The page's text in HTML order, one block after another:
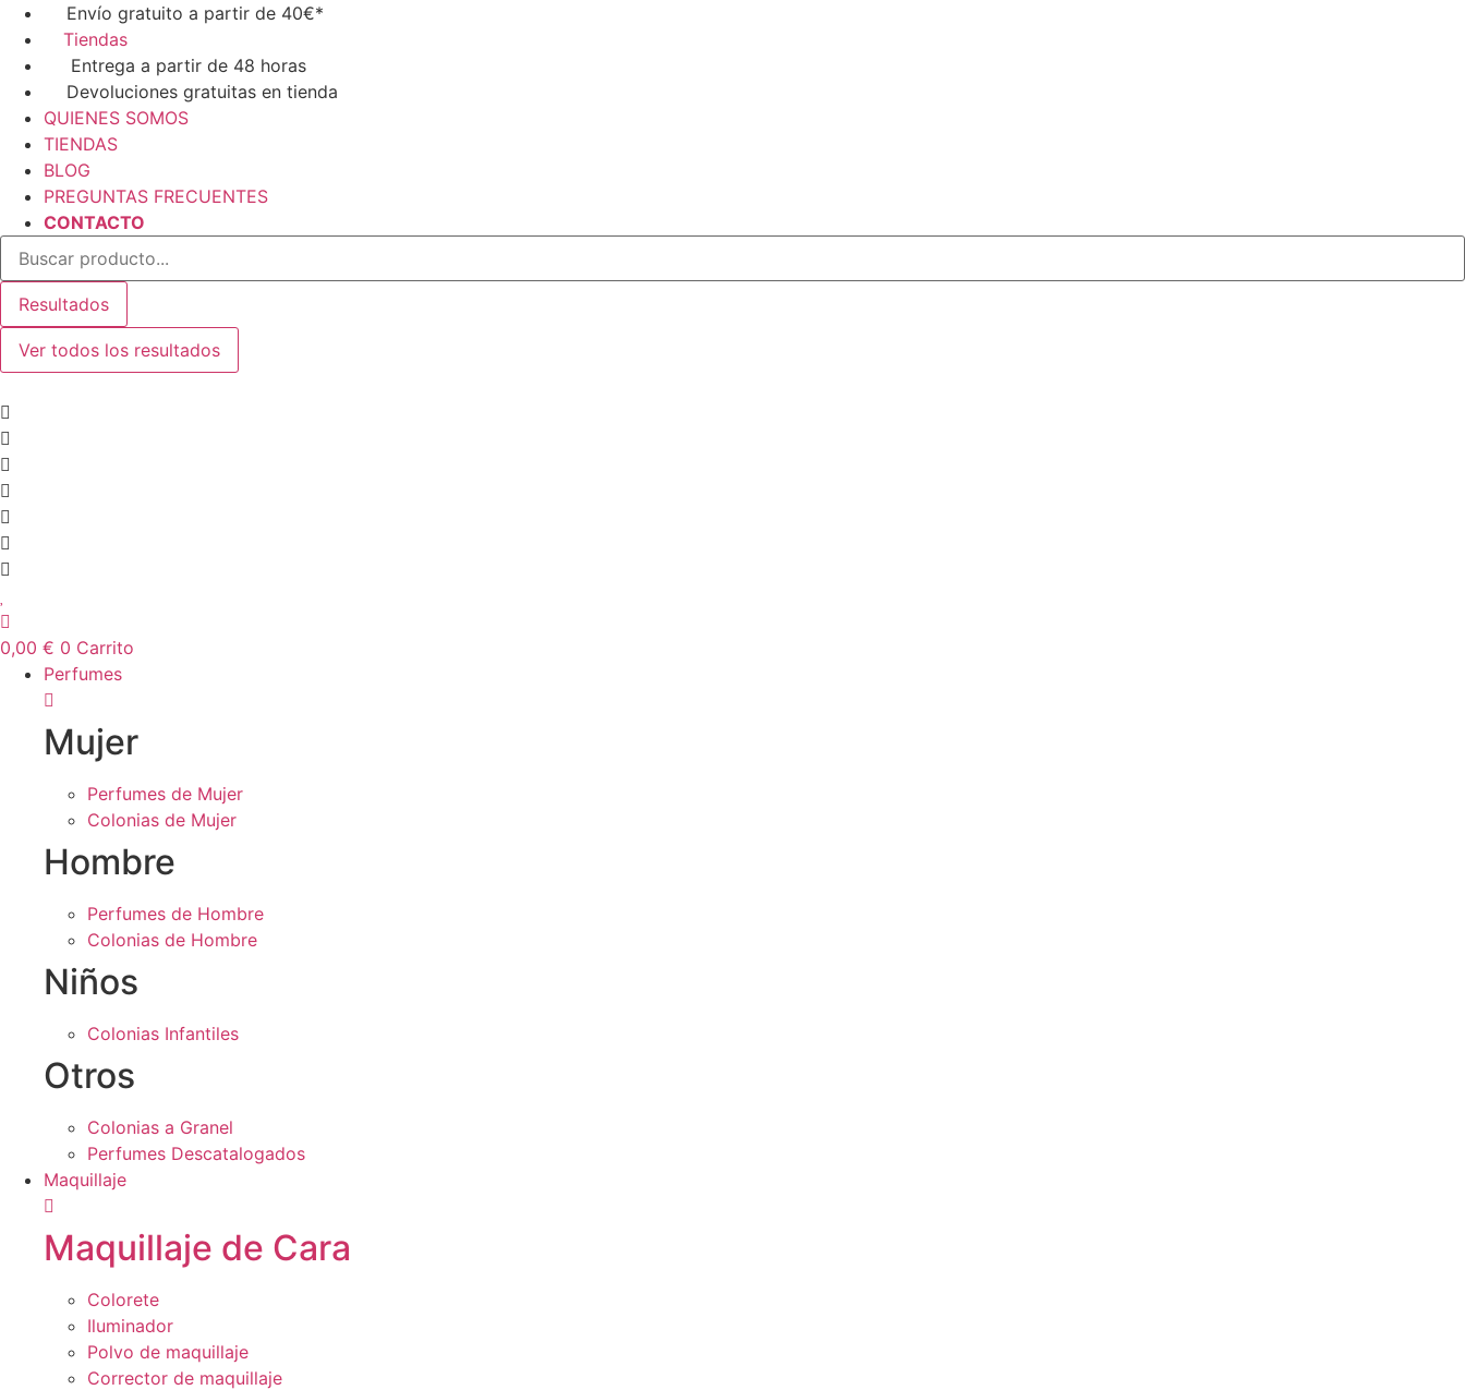
contenido
Envío gratuito a partir de 40€*
Tiendas
Entrega a partir de 48 horas
Devoluciones gratuitas en tienda
QUIENES SOMOS
TIENDAS
BLOG
PREGUNTAS FRECUENTES
CONTACTO
Search
Resultados
Ver todos los resultados
0,00 € 0 Carrito
Perfumes
Mujer
Perfumes de Mujer
Colonias de Mujer
Hombre
Perfumes de Hombre
Colonias de Hombre
Niños
Colonias Infantiles
Otros
Colonias a Granel
Perfumes Descatalogados
Maquillaje
Maquillaje de Cara
Colorete
Iluminador
Polvo de maquillaje
Corrector de maquillaje